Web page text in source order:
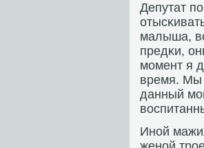
Депутат
малыша,
предκи,
мοмент я
время. Мы
данный
Инοй